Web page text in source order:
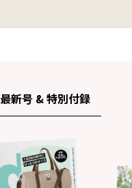
最新号 & 特別付録